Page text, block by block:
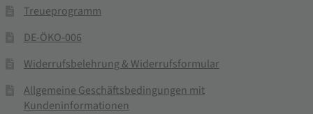
Treueprogramm
DE-ÖKO-006
Widerrufsbelehrung & Widerrufsformular
Allgemeine Geschäftsbedingungen mit
Kundeninformationen